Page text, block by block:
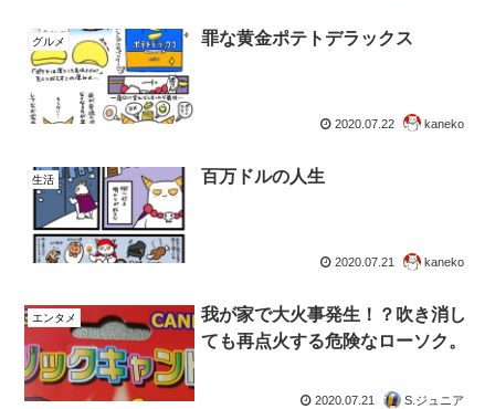
グルメ 罪な黄金ポテトデラックス
2020.07.22 kaneko
生活 百万ドルの人生
2020.07.21 kaneko
エンタメ
我が家で大火事発生！？吹き消し
ても再点火する危険なローソク。
2020.07.21 S.ジュニア